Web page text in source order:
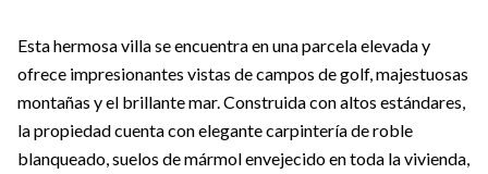
Esta hermosa villa se encuentra en una parcela elevada y
ofrece impresionantes vistas de campos de golf, majestuosas
montañas y el brillante mar. Construida con altos estándares,
la propiedad cuenta con elegante carpintería de roble
blanqueado, suelos de mármol envejecido en toda la vivienda,